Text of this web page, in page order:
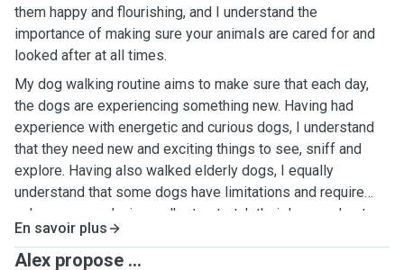
them happy and flourishing, and I understand the
importance of making sure your animals are cared for and
looked after at all times.
My dog walking routine aims to make sure that each day,
the dogs are experiencing something new. Having had
experience with energetic and curious dogs, I understand
that they need new and exciting things to see, sniff and
explore. Having also walked elderly dogs, I equally
understand that some dogs have limitations and require
calmer, more relaxing walks to stretch their legs and get
some fresh air.
En savoir plus
Alex propose ...